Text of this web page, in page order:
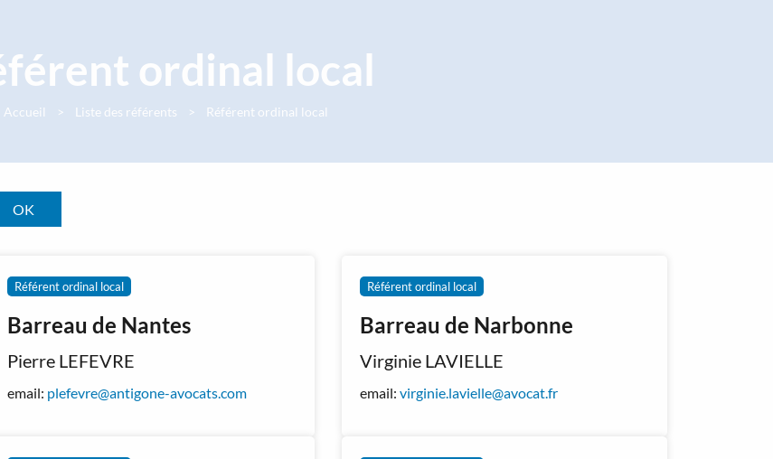
ordinal local
Accueil Liste des référents Référent ordinal local
Référent ordinal local
Barreau de Nantes
Pierre LEFEVRE
email: plefevre@antigone-avocats.com
Référent ordinal local
Barreau de Narbonne
Virginie LAVIELLE
email: virginie.lavielle@avocat.fr